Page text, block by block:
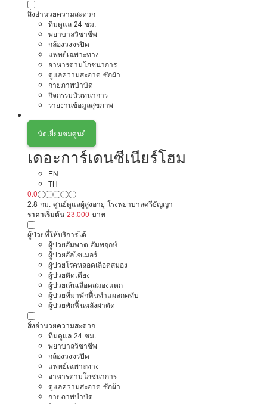
สิ่งอำนวยความสะดวก
ทีมดูแล 24 ชม.
พยาบาลวิชาชีพ
กล้องวงจรปิด
แพทย์เฉพาะทาง
อาหารตามโภชนาการ
ดูแลความสะอาด ซักผ้า
กายภาพบำบัด
กิจกรรมนันทนาการ
รายงานข้อมูลสุขภาพ
นัดเยี่ยมชมศูนย์
เดอะการ์เดนซีเนียร์โฮม
EN
TH
0.0
2.8 กม. ศูนย์ดูแลผู้สูงอายุ โรงพยาบาลศรีธัญญา
ราคาเริ่มต้น 23,000 บาท
ผู้ป่วยที่ให้บริการได้
ผู้ป่วยอัมพาต อัมพฤกษ์
ผู้ป่วยอัลไซเมอร์
ผู้ป่วยโรคหลอดเลือดสมอง
ผู้ป่วยติดเตียง
ผู้ป่วยเส้นเลือดสมองแตก
ผู้ป่วยที่มาพักฟื้นทำแผลกดทับ
ผู้ป่วยพักฟื้นหลังผ่าตัด
สิ่งอำนวยความสะดวก
ทีมดูแล 24 ชม.
พยาบาลวิชาชีพ
กล้องวงจรปิด
แพทย์เฉพาะทาง
อาหารตามโภชนาการ
ดูแลความสะอาด ซักผ้า
กายภาพบำบัด